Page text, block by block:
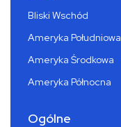
Bliski Wschód
Ameryka Południowa
Ameryka Środkowa
Ameryka Północna
Ogólne